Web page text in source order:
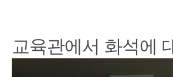
교육관에서 화석에